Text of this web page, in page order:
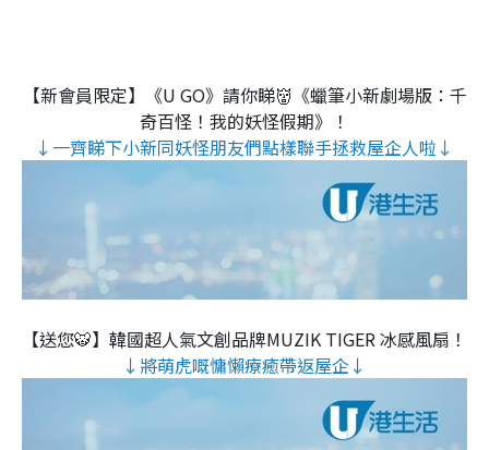
【新會員限定】《U GO》請你睇👹《蠟筆小新劇場版：千
奇百怪！我的妖怪假期》！
↓一齊睇下小新同妖怪朋友們點樣聯手拯救屋企人啦↓
【送您🐯】韓國超人氣文創品牌MUZIK TIGER 冰感風扇！
↓將萌虎嘅慵懶療癒帶返屋企↓